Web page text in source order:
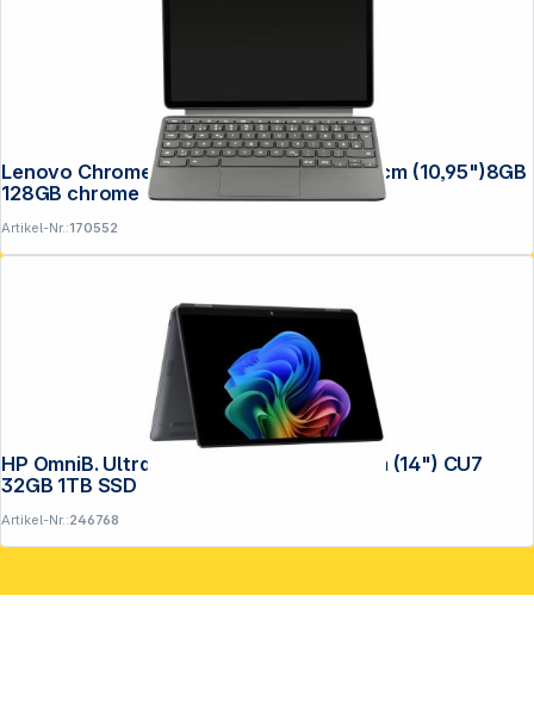
Lenovo Chromebook Duet 11M889 27,81cm (10,95")8GB
128GB chrome
Artikel-Nr.:170552
HP OmniB. Ultra Flip 14-fh0678ng 35,6cm (14") CU7
32GB 1TB SSD
Artikel-Nr.:246768
Copyright © 2001 - 2026 DGH - Alle Rechte vorbehalten.